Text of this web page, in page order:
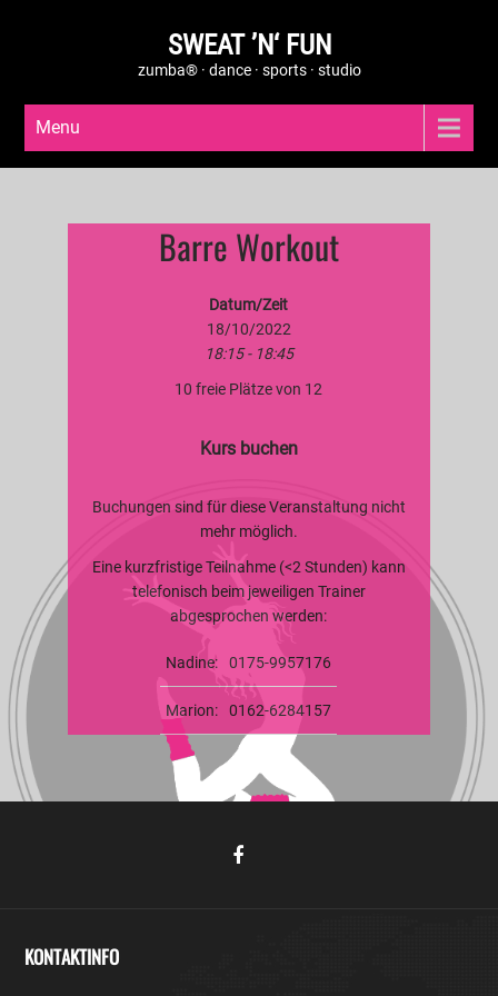
SWEAT ’N‘ FUN
zumba® · dance · sports · studio
Menu
Barre Workout
Datum/Zeit
18/10/2022
18:15 - 18:45
10 freie Plätze von 12
Kurs buchen
Buchungen sind für diese Veranstaltung nicht
mehr möglich.
Eine kurzfristige Teilnahme (<2 Stunden) kann
telefonisch beim jeweiligen Trainer
abgesprochen werden:
Nadine: 0175-9957176
Marion: 0162-6284157
KONTAKTINFO